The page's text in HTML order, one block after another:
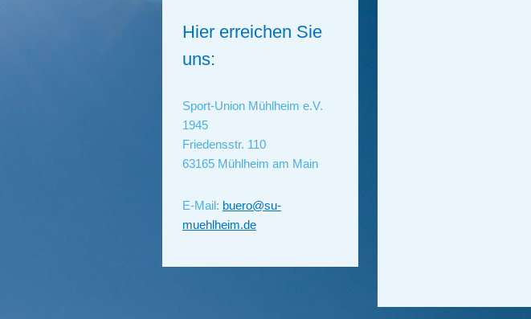
Hier erreichen Sie
uns:
Sport-Union Mühlheim e.V.
1945
Friedensstr. 110
63165 Mühlheim am Main
E-Mail: buero@su-
muehlheim.de